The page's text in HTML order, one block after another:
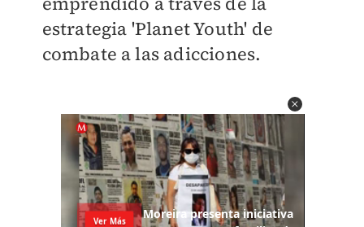
estrategia 'Planet Youth' de
combate a las adicciones.